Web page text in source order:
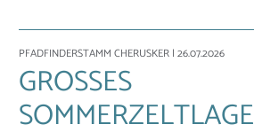
PFADFINDERSTAMM CHERUSKER | 26.07.2026
GROSSES S
OMMERZELTLAGER